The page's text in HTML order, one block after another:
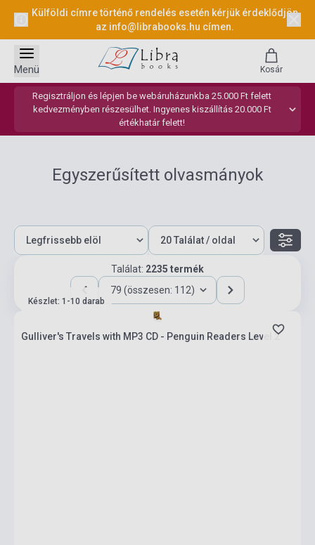
Külföldi címre történő rendelés esetén kérjük érdeklődjön
az info@librabooks.hu címen.
Regisztráljon és lépjen be webáruházunkba 25.000 Ft felett
kedvezményben részesülhet. Ingyenes kiszállítás 20.000 Ft
értékhatár felett!
Menü Kosár
Egyszerűsített olvasmányok
Találat: 2235 termék
79 (összesen: 112)
Készlet: 1-10 darab
Gulliver's Travels with MP3 CD - Penguin Readers Level 2